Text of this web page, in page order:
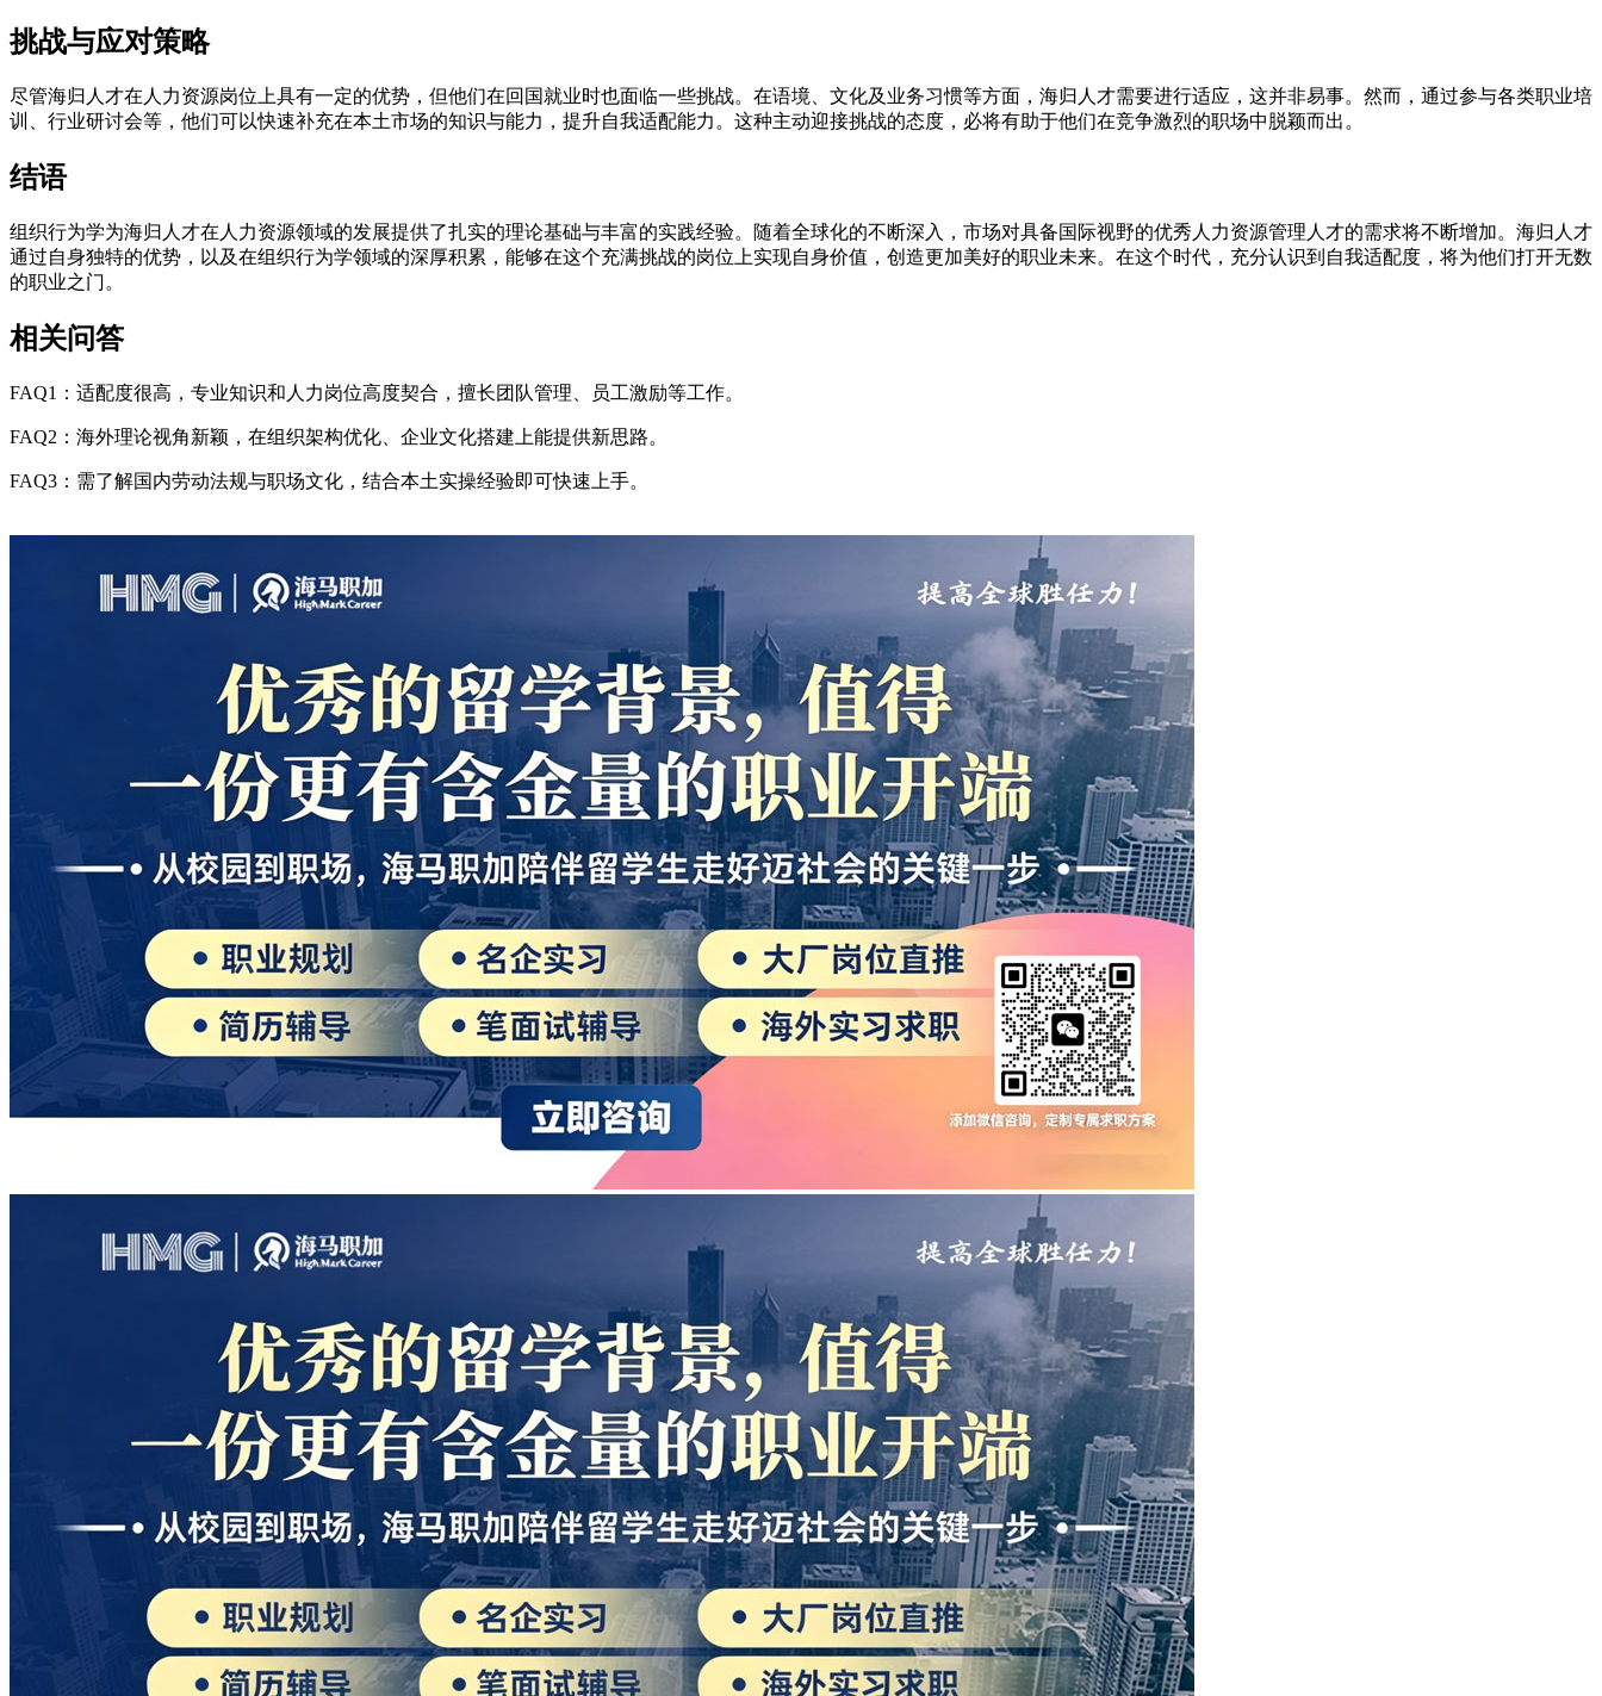
挑战与应对策略
尽管海归人才在人力资源岗位上具有一定的优势，但他们在回国就业时也面临一些挑战。在语境、文化及业务习惯等方面，海归人才需要进行适应，这并非易事。然而，通过参与各类职业培
训、行业研讨会等，他们可以快速补充在本土市场的知识与能力，提升自我适配能力。这种主动迎接挑战的态度，必将有助于他们在竞争激烈的职场中脱颖而出。
结语
组织行为学为海归人才在人力资源领域的发展提供了扎实的理论基础与丰富的实践经验。随着全球化的不断深入，市场对具备国际视野的优秀人力资源管理人才的需求将不断增加。海归人才
通过自身独特的优势，以及在组织行为学领域的深厚积累，能够在这个充满挑战的岗位上实现自身价值，创造更加美好的职业未来。在这个时代，充分认识到自我适配度，将为他们打开无数
的职业之门。
相关问答
FAQ1：适配度很高，专业知识和人力岗位高度契合，擅长团队管理、员工激励等工作。
FAQ2：海外理论视角新颖，在组织架构优化、企业文化搭建上能提供新思路。
FAQ3：需了解国内劳动法规与职场文化，结合本土实操经验即可快速上手。